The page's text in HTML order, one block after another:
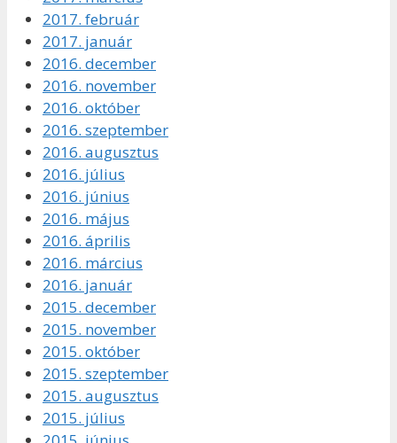
2017. február
2017. január
2016. december
2016. november
2016. október
2016. szeptember
2016. augusztus
2016. július
2016. június
2016. május
2016. április
2016. március
2016. január
2015. december
2015. november
2015. október
2015. szeptember
2015. augusztus
2015. július